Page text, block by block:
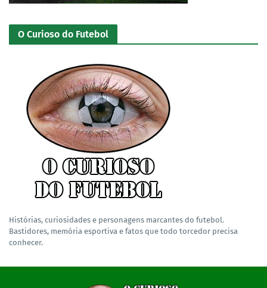
O Curioso do Futebol
Histórias, curiosidades e personagens marcantes do futebol.
Bastidores, memória esportiva e fatos que todo torcedor precisa
conhecer.